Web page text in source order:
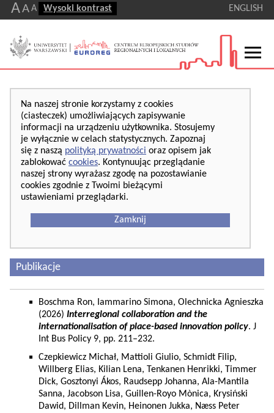
AA A Wysoki kontrast ENGLISH
Na naszej stronie korzystamy z cookies
(ciasteczek) umożliwiających zapisywanie
informacji na urządzeniu użytkownika. Stosujemy
je wyłącznie w celach statystycznych. Zapoznaj
się z naszą polityką prywatności oraz opisem jak
zablokować cookies. Kontynuując przeglądanie
naszej strony wyrażasz zgodę na pozostawianie
cookies zgodnie z Twoimi bieżącymi
ustawieniami przeglądarki.
Zamknij
Publikacje
Boschma Ron, Iammarino Simona, Olechnicka Agnieszka
(2026) Interregional collaboration and the
internationalisation of place-based innovation policy. J
Int Bus Policy 9, pp. 211–232.
Czepkiewicz Michał, Mattioli Giulio, Schmidt Filip,
Willberg Elias, Kilian Lena, Tenkanen Henrikki, Timmer
Dick, Gosztonyi Ákos, Raudsepp Johanna, Ala-Mantila
Sanna, Jacobson Lisa, Guillen-Royo Mònica, Krysiński
Dawid, Dillman Kevin, Heinonen Jukka, Næss Peter